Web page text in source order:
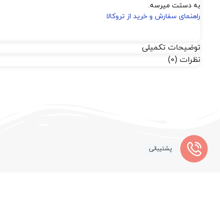
به دستت میرسه.
راهنمای سفارش و خرید از تروکالا
توضیحات تکمیلی
نظرات (0)
پشتیبانی